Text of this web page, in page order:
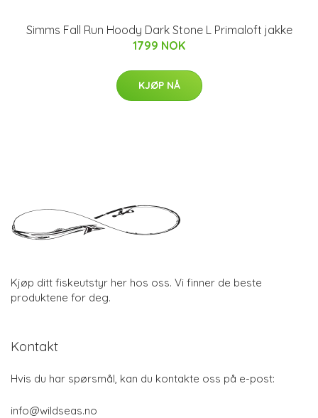
Simms Fall Run Hoody Dark Stone L Primaloft jakke
1799 NOK
KJØP NÅ
Kjøp ditt fiskeutstyr her hos oss. Vi finner de beste
produktene for deg.
Kontakt
Hvis du har spørsmål, kan du kontakte oss på e-post:
info@wildseas.no